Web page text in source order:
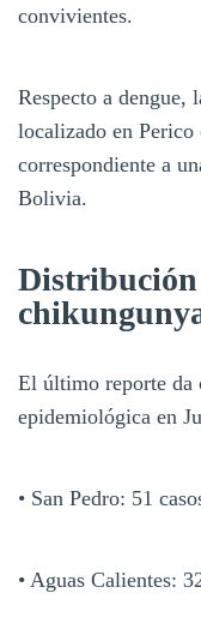
convivientes.
Respecto a dengue,
localizado en Perico
correspondiente a
Bolivia.
Distribución
El último reporte da
epidemiológica en
• San Pedro: 51
• Aguas Calientes: